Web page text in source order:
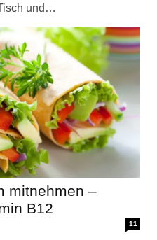
und…
mitnehmen –
B12
11